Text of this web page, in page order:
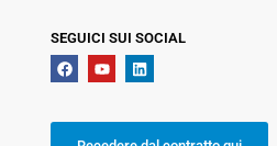
SEGUICI SUI SOCIAL